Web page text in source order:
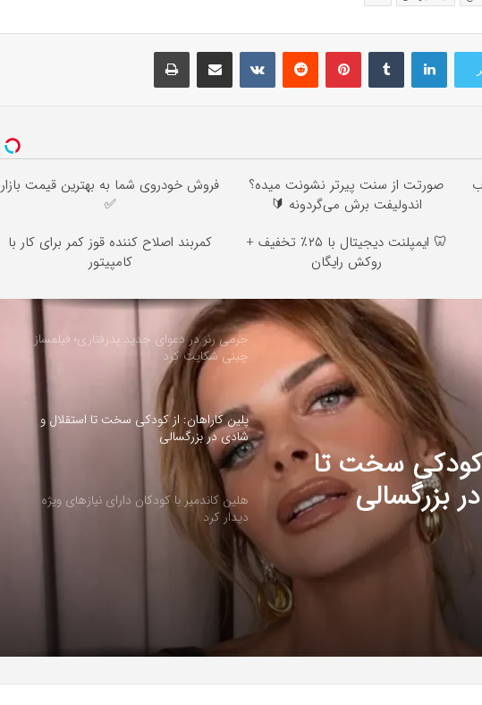
لینکداینتامبلر پینتریستReddit
VKontakteاشتراک گذاری با ایمیل چاپ
صورتت از سنت پیرتر نشونت میده؟
اندولیفت برش می‌گردونه 🔰
فروش خودروی شما به بهترین قیمت بازار
✅
🦷 ایمپلنت دیجیتال با ۲۵٪ تخفیف +
روکش رایگان
کمربند اصلاح کننده قوز کمر برای کار با
کامپیتور
کودکی سخت تا
بزرگسالی
جرمی رنر در دعوای جدید بدرفتاری؛ فیلمساز
چینی شکایت کرد
پلین کاراهان: از کودکی سخت تا استقلال و
شادی در بزرگسالی
هلین کاندمیر با کودکان دارای نیازهای ویژه
دیدار کرد